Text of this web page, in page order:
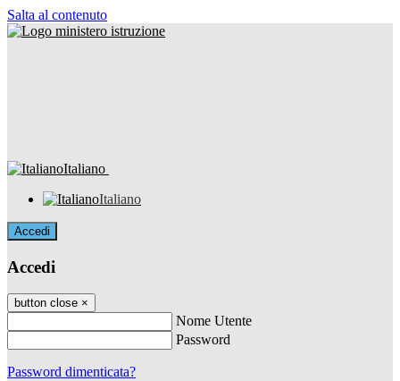
Salta al contenuto
Italiano
Italiano
Accedi
Accedi
button close ×
Nome Utente
Password
Password dimenticata?